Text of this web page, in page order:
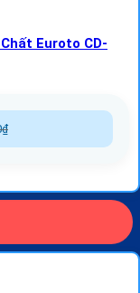
Euroto CD-
₫